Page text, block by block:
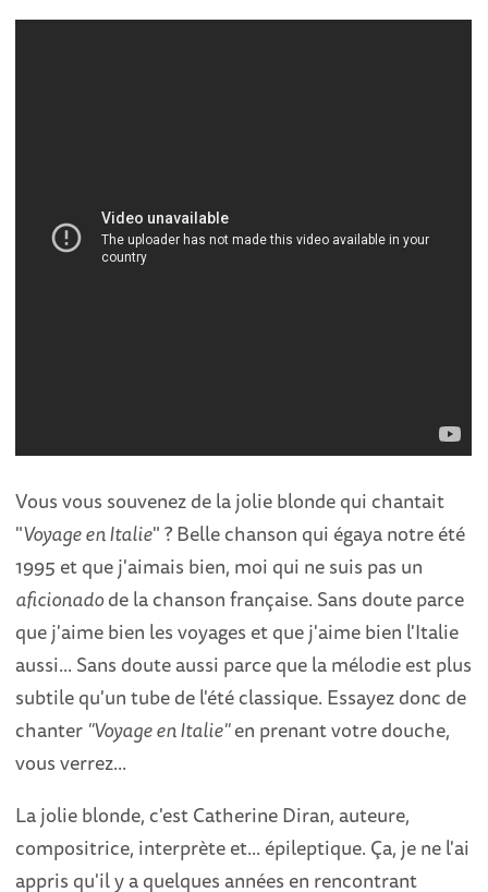
Vous vous souvenez de la jolie blonde qui chantait
"Voyage en Italie" ? Belle chanson qui égaya notre été
1995 et que j'aimais bien, moi qui ne suis pas un
aficionadode la chanson française. Sans doute parce
que j'aime bien les voyages et que j'aime bien l'Italie
aussi... Sans doute aussi parce que la mélodie est plus
subtile qu'un tube de l'été classique. Essayez donc de
chanter "Voyage en Italie"en prenant votre douche,
vous verrez...
La jolie blonde, c'est Catherine Diran, auteure,
compositrice, interprète et... épileptique. Ça, je ne l'ai
appris qu'il y a quelques années en rencontrant